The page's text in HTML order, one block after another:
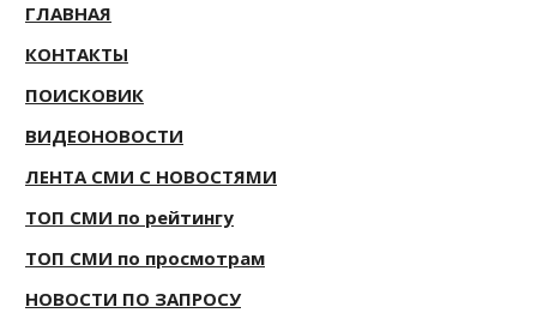
ГЛАВНАЯ
КОНТАКТЫ
ПОИСКОВИК
ВИДЕОНОВОСТИ
ЛЕНТА СМИ С НОВОСТЯМИ
ТОП СМИ по рейтингу
ТОП СМИ по просмотрам
НОВОСТИ ПО ЗАПРОСУ